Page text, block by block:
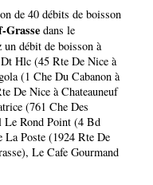
de 40 débits de boisson
Grasse dans le
un débit de boisson à
Dt Hlc (45 Rte De Nice à
(1 Che Du Cabanon à
De Nice à Chateauneuf
(761 Che Des
Le Rond Point (4 Bd
La Poste (1924 Rte De
, Le Cafe Gourmand